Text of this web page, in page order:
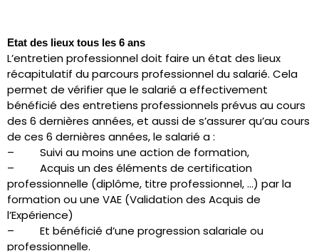
Etat des lieux tous les 6 ans
L’entretien professionnel doit faire un état des lieux
récapitulatif du parcours professionnel du salarié. Cela
permet de vérifier que le salarié a effectivement
bénéficié des entretiens professionnels prévus au cours
des 6 dernières années, et aussi de s’assurer qu’au cours
de ces 6 dernières années, le salarié a :
– Suivi au moins une action de formation,
– Acquis un des éléments de certification
professionnelle (diplôme, titre professionnel, …) par la
formation ou une VAE (Validation des Acquis de
l’Expérience)
– Et bénéficié d’une progression salariale ou
professionnelle.